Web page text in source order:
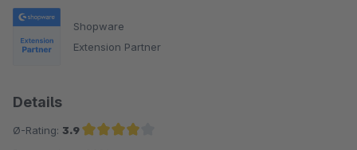
Shopware
Extension Partner
Details
Ø-Rating: 3.9